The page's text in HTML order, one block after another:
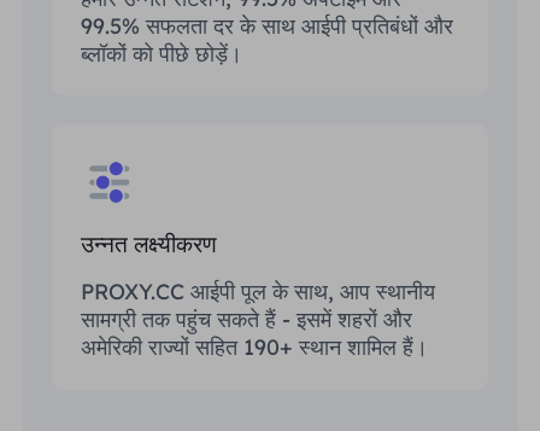
99.5% सफलता दर के साथ आईपी प्रतिबंधों और
ब्लॉकों को पीछे छोड़ें।
उन्नत लक्ष्यीकरण
PROXY.CC आईपी पूल के साथ, आप स्थानीय
सामग्री तक पहुंच सकते हैं - इसमें शहरों और
अमेरिकी राज्यों सहित 190+ स्थान शामिल हैं।